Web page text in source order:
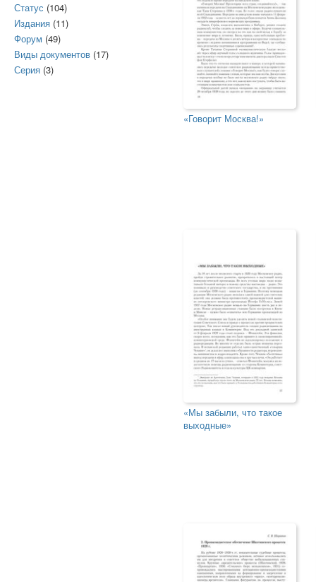
Статус (104)
Издания (11)
Форум (49)
Виды документов (17)
Серия (3)
«Говорит Москва!»
«Мы забыли, что такое
выходные»